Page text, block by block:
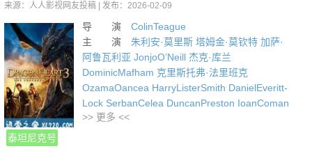
来源：人人影视网友投稿 发布：2026-02-09
导 演 ColinTeague
主 演 朱利安·莫里斯 塔姆金·莫钦特 加萨·
阿鲁瓦利亚 JonjoO’Neill 杰克·库兰
DominicMafham 克里斯托弗·法里班克
OzamaOancea HarryListerSmith DanielEveritt-
Lock SerbanCelea DuncanPreston IoanComan
EdouardPhilipponnat
>> 更多 <<
泰坦尼克号